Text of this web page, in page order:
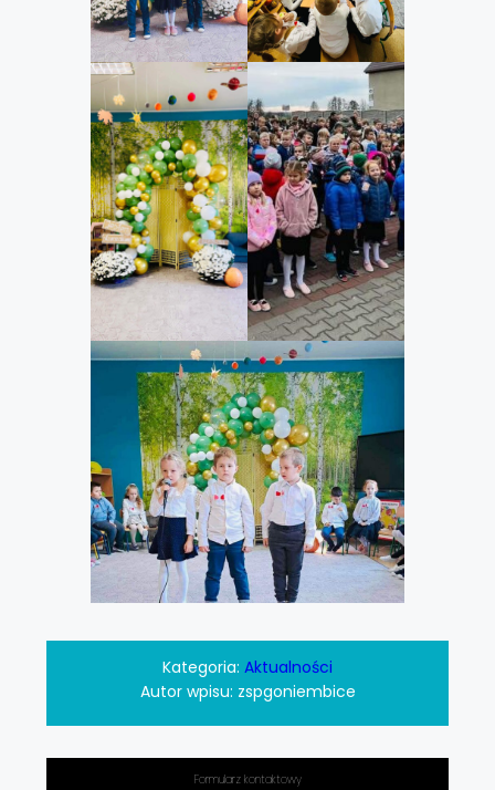
Kategoria: Aktualności
Autor wpisu: zspgoniembice
Formularz kontaktowy